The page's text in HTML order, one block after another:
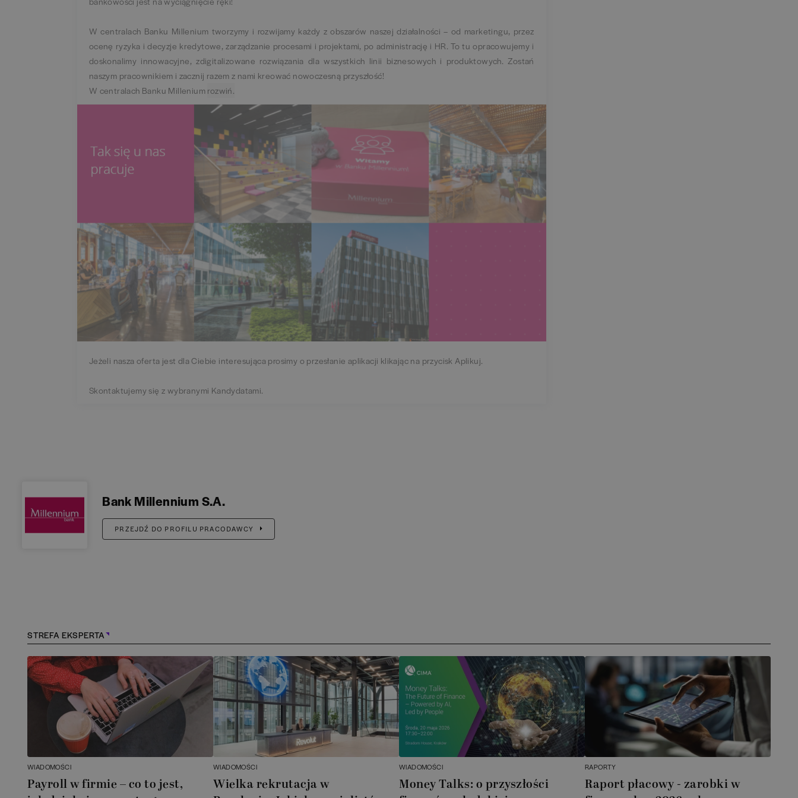
W centralach Banku Millenium tworzymy i rozwijamy każdy z obszarów naszej działalności – od marketingu, przez
ocenę ryzyka i decyzje kredytowe, zarządzanie procesami i projektami, po administrację i HR. To tu opracowujemy i
doskonalimy innowacyjne, zdigitalizowane rozwiązania dla wszystkich linii biznesowych i produktowych. Zostań
naszym pracownikiem i zacznij razem z nami kreować nowoczesną przyszłość!
W centralach Banku Millenium rozwiń.
Jeżeli nasza oferta jest dla Ciebie interesująca prosimy o przesłanie aplikacji klikając na przycisk Aplikuj.
Skontaktujemy się z wybranymi Kandydatami.
Bank Millennium S.A.
PRZEJDŹ DO PROFILU PRACODAWCY
STREFA EKSPERTA
WIADOMOŚCI
Payroll w firmie – co to jest,
WIADOMOŚCI
Wielka rekrutacja w
WIADOMOŚCI
Money Talks: o przyszłości
RAPORTY
Raport płacowy - zarobki w